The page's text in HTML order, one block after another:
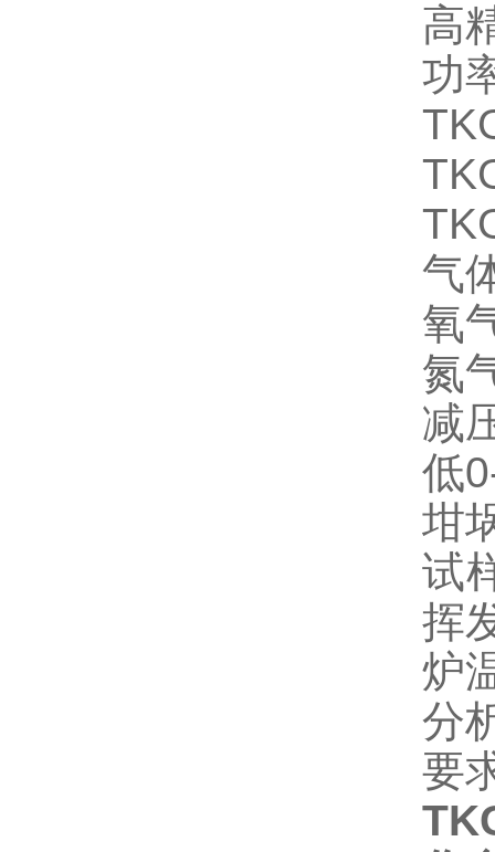
高
功
气
氧
氮
减
低
坩
试
挥
炉
分
要